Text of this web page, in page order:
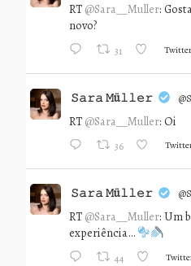
RT @Sara__Muller:
novo?
31 Twitter
𝚂𝚊𝚛𝚊 𝙼ü𝚕𝚕𝚎𝚛
RT @Sara__Muller: Oi
36
𝚂𝚊𝚛𝚊 𝙼ü𝚕𝚕𝚎𝚛
RT @Sara__Muller: Um
experiência…
44